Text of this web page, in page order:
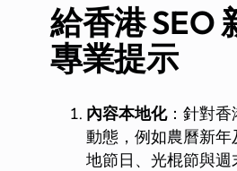
給香港 SEO
專業提示
內容本地化：針對香
動態，例如農曆新年
地節日、光棍節與週